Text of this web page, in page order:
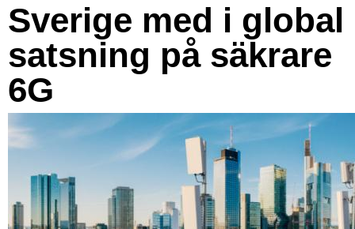
Sverige med i global
satsning på säkrare
6G